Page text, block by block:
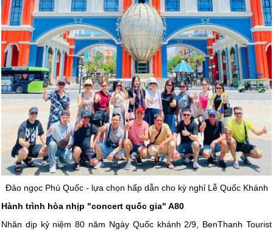
Đảo ngọc Phú Quốc - lựa chọn hấp dẫn cho kỳ nghỉ Lễ Quốc Khánh
Hành trình hòa nhịp "concert quốc gia" A80
Nhân dịp kỷ niệm 80 năm Ngày Quốc khánh 2/9, BenThanh Tourist